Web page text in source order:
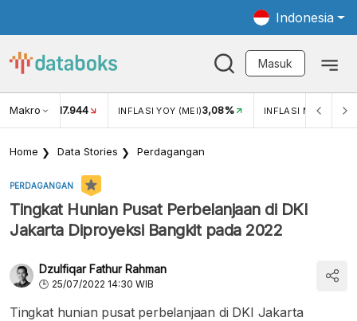
Indonesia
Masuk
Makro
USD/IDR 17.944 INFLASI YOY (MEI)3,08% INFLASI MOM (MEI)
Home Data Stories Perdagangan
PERDAGANGAN
Tingkat Hunian Pusat Perbelanjaan di DKI
Jakarta Diproyeksi Bangkit pada 2022
Dzulfiqar Fathur Rahman
25/07/2022 14:30 WIB
Tingkat hunian pusat perbelanjaan di DKI Jakarta